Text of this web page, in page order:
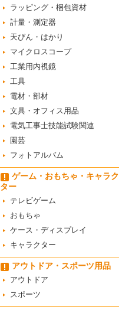
ラッピング・梱包資材
計量・測定器
天びん・はかり
マイクロスコープ
工業用内視鏡
工具
電材・部材
文具・オフィス用品
電気工事士技能試験関連
園芸
フォトアルバム
ゲーム・おもちゃ・キャラク
ター
テレビゲーム
おもちゃ
ケース・ディスプレイ
キャラクター
アウトドア・スポーツ用品
アウトドア
スポーツ